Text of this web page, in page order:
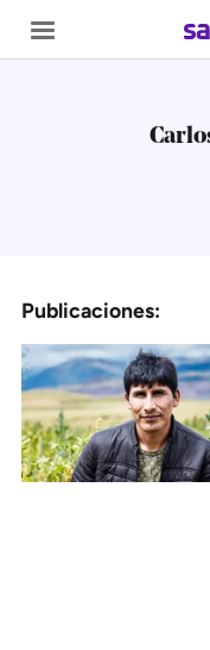
Noticias
Especiales
Nosotros
COBERTURAS
Publicaciones: